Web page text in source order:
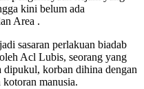
kini belum ada
Area .
sasaran perlakuan biadab
Acl Lubis, seorang yang
korban dihina dengan
manusia.